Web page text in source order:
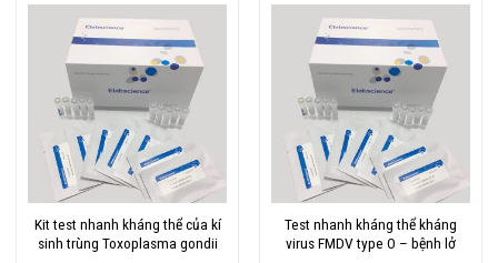
Kit test nhanh kháng thể của kí
sinh trùng Toxoplasma gondii
Test nhanh kháng thể kháng
virus FMDV type O – bệnh lở